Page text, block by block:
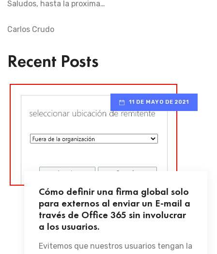
Saludos, hasta la proxima…
Carlos Crudo
Recent Posts
11 DE MAYO DE 2021
Cómo definir una firma global solo
para externos al enviar un E-mail a
través de Office 365 sin involucrar
a los usuarios.
Evitemos que nuestros usuarios tengan la